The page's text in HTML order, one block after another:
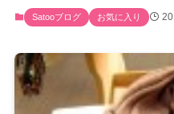
Satooブログ お気に入り